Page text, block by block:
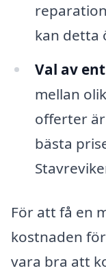
kan detta
Val av
mellan
offerter
bästa
För att få en
kostnaden
vara bra att